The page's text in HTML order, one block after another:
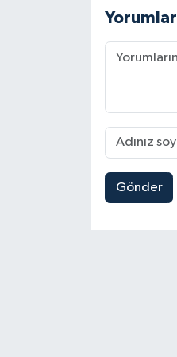
Yorumlar
Gönder